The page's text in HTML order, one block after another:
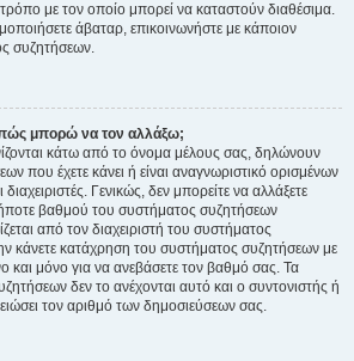
τρόπο με τον οποίο μπορεί να καταστούν διαθέσιμα.
άβαταρ, επικοινωνήστε με κάποιον
συζητήσεων.
πώς μπορώ να τον αλλάξω;
κάτω από το όνομα μέλους σας, δηλώνουν
που έχετε κάνει ή είναι αναγνωριστικό ορισμένων
Γενικώς, δεν μπορείτε να αλλάξετε
βαθμού του συστήματος συζητήσεων
από τον διαχειριστή του συστήματος
κάνετε κατάχρηση του συστήματος συζητήσεων με
και μόνο για να ανεβάσετε τον βαθμό σας. Τα
δεν το ανέχονται αυτό και ο συντονιστής ή
τον αριθμό των δημοσιεύσεων σας.